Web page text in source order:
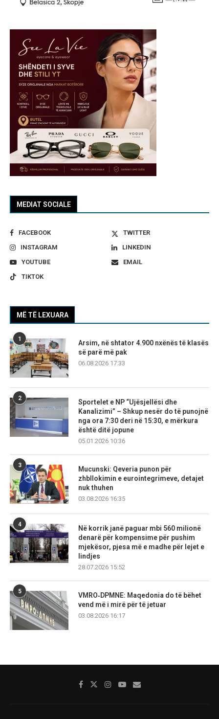
MEDIAT SOCIALE
FACEBOOK
TWITTER
INSTAGRAM
LINKEDIN
YOUTUBE
EMAIL
TIKTOK
MË TË LEXUARA
1
Arsim, në shtator 4.900 nxënës të klasës
së parë më pak
06.08.2026 17:33
2
Sportelet e NP “Ujësjellësi dhe
Kanalizimi” – Shkup nesër do të punojnë
nga ora 7:30 deri në 15:30, e mërkura
është ditë jopune
05.01.2026 10:36
3
Mucunski: Qeveria punon për
zhbllokimin e eurointegrimeve, detajet
nuk thuhen
03.08.2026 16:35
4
Në korrik janë paguar mbi 560 milionë
denarë për kompensime për pushim
mjekësor, pjesa më e madhe për lejet e
lindjes
28.07.2026 15:52
5
VMRO‑DPMNE: Maqedonia do të bëhet
vend më i mirë për të jetuar
03.08.2026 16:17